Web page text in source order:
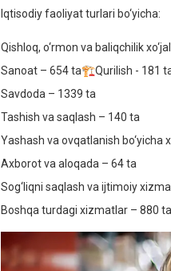
Iqtisodiy faoliyat turlari bo‘yicha:
Qishloq, o‘rmon va baliqchilik
Sanoat – 654 ta🏗Qurilish - 181
Savdoda – 1339 ta
Tashish va saqlash – 140 ta
Yashash va ovqatlanish bo‘yicha
Axborot va aloqada – 64 ta
Sog‘liqni saqlash va ijtimoiy
Boshqa turdagi xizmatlar – 880